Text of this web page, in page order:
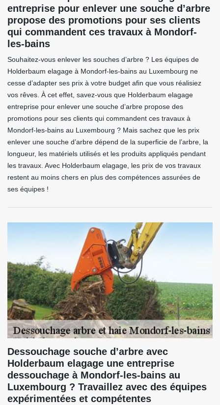
entreprise pour enlever une souche d’arbre
propose des promotions pour ses clients
qui commandent ces travaux à Mondorf-
les-bains
Souhaitez-vous enlever les souches d’arbre ? Les équipes de
Holderbaum elagage à Mondorf-les-bains au Luxembourg ne
cesse d’adapter ses prix à votre budget afin que vous réalisiez
vos rêves. À cet effet, savez-vous que Holderbaum elagage
entreprise pour enlever une souche d’arbre propose des
promotions pour ses clients qui commandent ces travaux à
Mondorf-les-bains au Luxembourg ? Mais sachez que les prix
enlever une souche d’arbre dépend de la superficie de l’arbre, la
longueur, les matériels utilisés et les produits appliqués pendant
les travaux. Avec Holderbaum elagage, les prix de vos travaux
restent au moins chers en plus des compétences assurées de
ses équipes !
Dessouchage souche d’arbre avec
Holderbaum elagage une entreprise
dessouchage à Mondorf-les-bains au
Luxembourg ? Travaillez avec des équipes
expérimentées et compétentes